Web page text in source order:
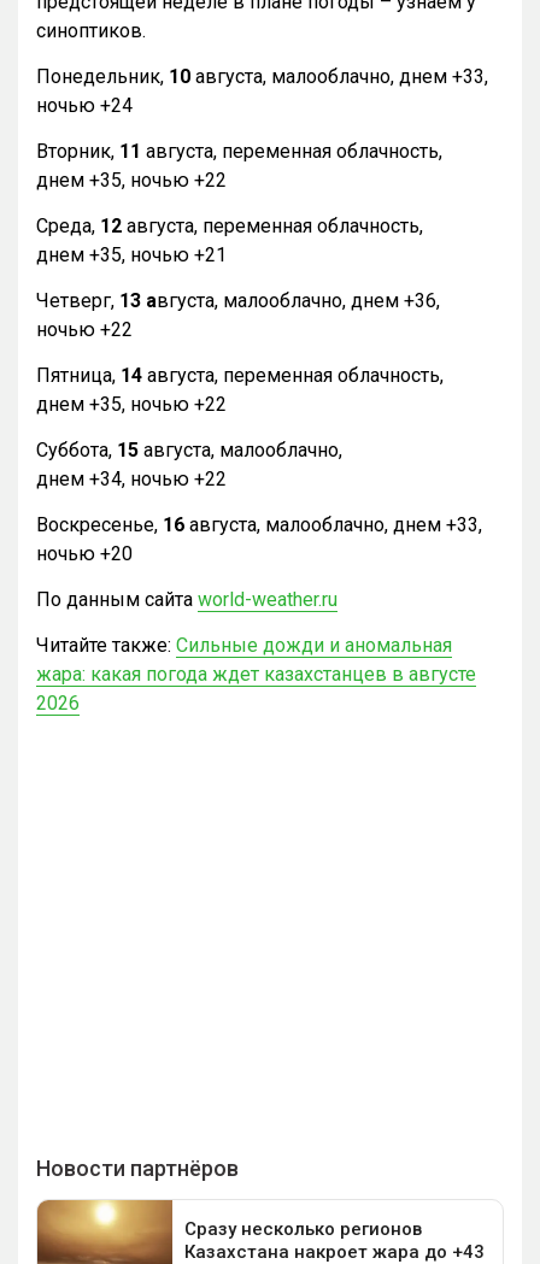
синоптиков.
Понедельник, 10 августа, малооблачно, днем +33,
ночью +24
Вторник, 11 августа, переменная облачность,
днем +35, ночью +22
Среда, 12 августа, переменная облачность,
днем +35, ночью +21
Четверг, 13 августа, малооблачно, днем +36,
ночью +22
Пятница, 14 августа, переменная облачность,
днем +35, ночью +22
Суббота, 15 августа, малооблачно,
днем +34, ночью +22
Воскресенье, 16 августа, малооблачно, днем +33,
ночью +20
По данным сайта world-weather.ru
Читайте также: Сильные дожди и аномальная
жара: какая погода ждет казахстанцев в августе
2026